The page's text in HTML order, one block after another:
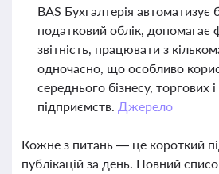
BAS Бухгалтерія автоматизує
податковий облік, допомагає
звітність, працювати з
одночасно, що особливо
середнього бізнесу, торгових
підприємств. Джерело
Кожне з питань — це короткий
публікацій за день. Повний